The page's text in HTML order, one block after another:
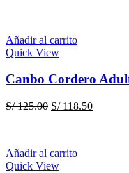
Añadir al carrito
Quick View
Canbo Cordero
S/125.00 El
S/ 125.00.
S/118.50El
Añadir al carrito
Quick View